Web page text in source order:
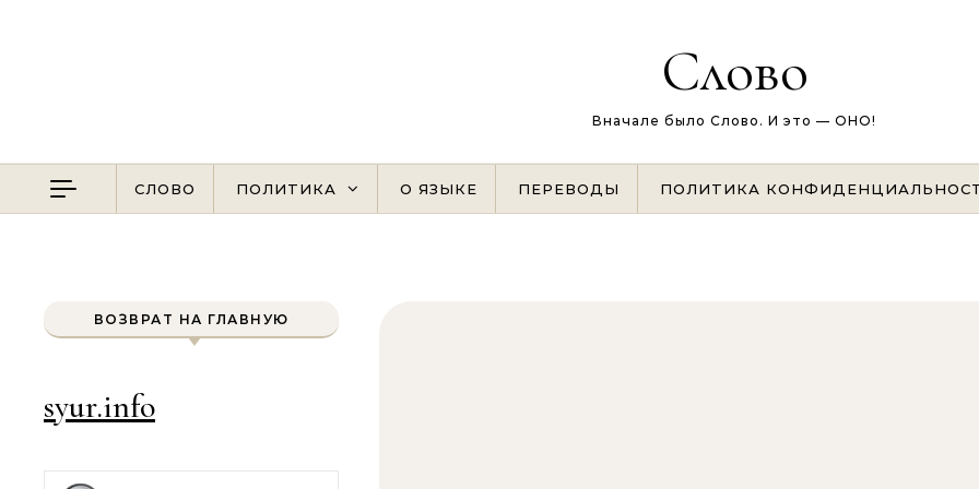
Слово
Вначале было Слово. И это — ОНО!
СЛОВО ПОЛИТИКА О ЯЗЫКЕ ПЕРЕВОДЫ ПОЛИТИКА
ВОЗВРАТ НА ГЛАВНУЮ
syur.info